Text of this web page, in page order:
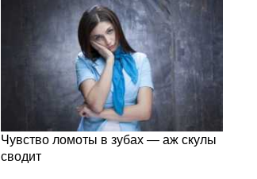
Чувство ломоты в зубах — аж скулы
сводит